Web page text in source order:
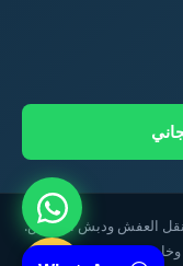
العفش ودبش العروس.
المملكة | نقل آمن